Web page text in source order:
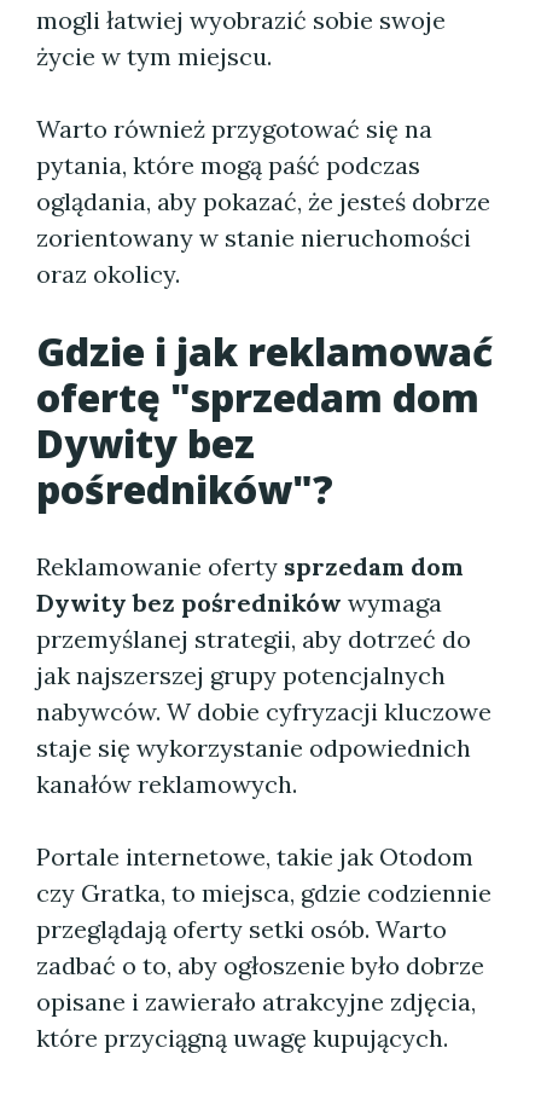
mogli łatwiej wyobrazić sobie swoje
życie w tym miejscu.
Warto również przygotować się na
pytania, które mogą paść podczas
oglądania, aby pokazać, że jesteś dobrze
zorientowany w stanie nieruchomości
oraz okolicy.
Gdzie i jak reklamować
ofertę "sprzedam dom
Dywity bez
pośredników"?
Reklamowanie oferty sprzedam dom
Dywity bez pośredników wymaga
przemyślanej strategii, aby dotrzeć do
jak najszerszej grupy potencjalnych
nabywców. W dobie cyfryzacji kluczowe
staje się wykorzystanie odpowiednich
kanałów reklamowych.
Portale internetowe, takie jak Otodom
czy Gratka, to miejsca, gdzie codziennie
przeglądają oferty setki osób. Warto
zadbać o to, aby ogłoszenie było dobrze
opisane i zawierało atrakcyjne zdjęcia,
które przyciągną uwagę kupujących.